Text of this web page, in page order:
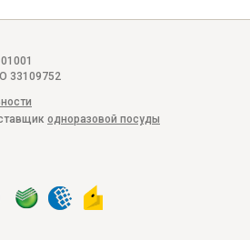
33109752
одноразовой посуды